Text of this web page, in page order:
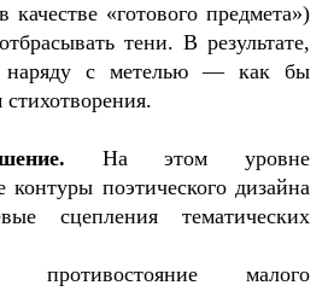
качестве «готового предмета»)
тени. В результате,
наряду с метелью — как бы
На этом уровне
поэтического дизайна
сцепления тематических
противостояние малого